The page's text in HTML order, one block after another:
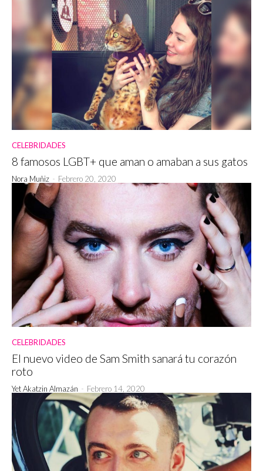
CELEBRIDADES
8 famosos LGBT+ que aman o amaban a sus gatos
Nora Muñiz - Febrero 20, 2020
CELEBRIDADES
El nuevo video de Sam Smith sanará tu corazón
roto
Yet Akatzin Almazán - Febrero 14, 2020